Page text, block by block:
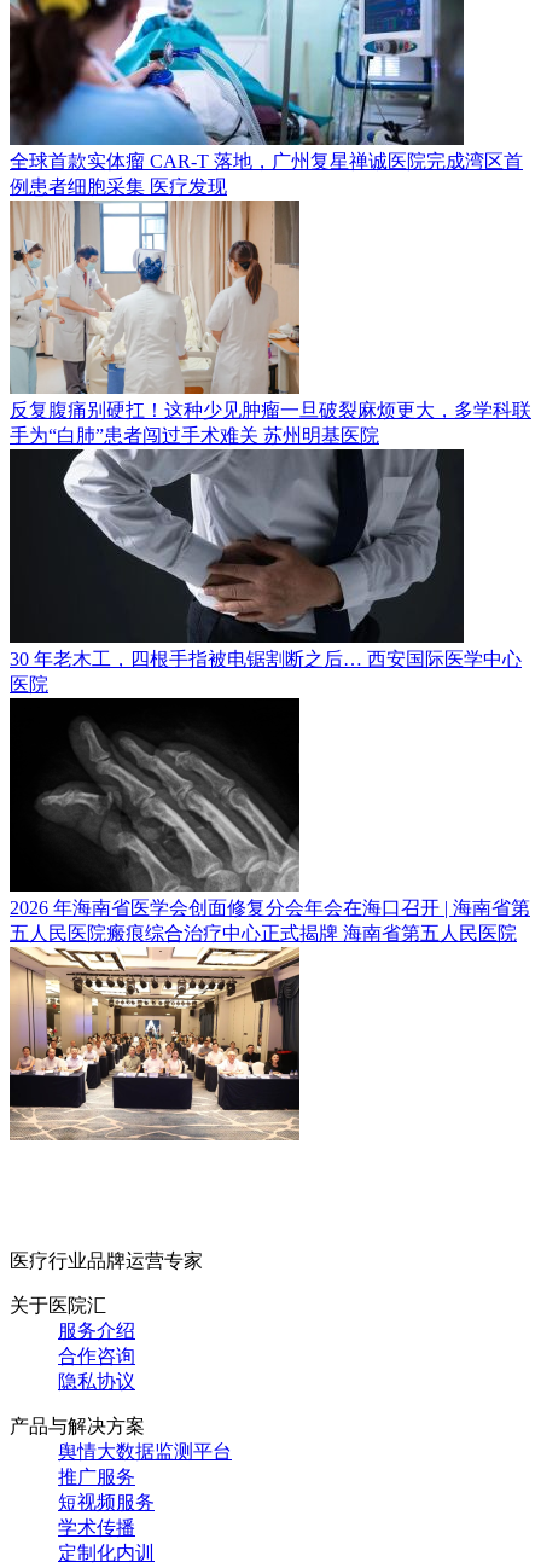
全球首款实体瘤 CAR-T 落地，广州复星禅诚医院完成湾区首
例患者细胞采集 医疗发现
反复腹痛别硬扛！这种少见肿瘤一旦破裂麻烦更大，多学科联
手为“白肺”患者闯过手术难关 苏州明基医院
30 年老木工，四根手指被电锯割断之后… 西安国际医学中心
医院
2026 年海南省医学会创面修复分会年会在海口召开 | 海南省第
五人民医院瘢痕综合治疗中心正式揭牌 海南省第五人民医院
医疗行业品牌运营专家
关于医院汇
服务介绍
合作咨询
隐私协议
产品与解决方案
舆情大数据监测平台
推广服务
短视频服务
学术传播
定制化内训